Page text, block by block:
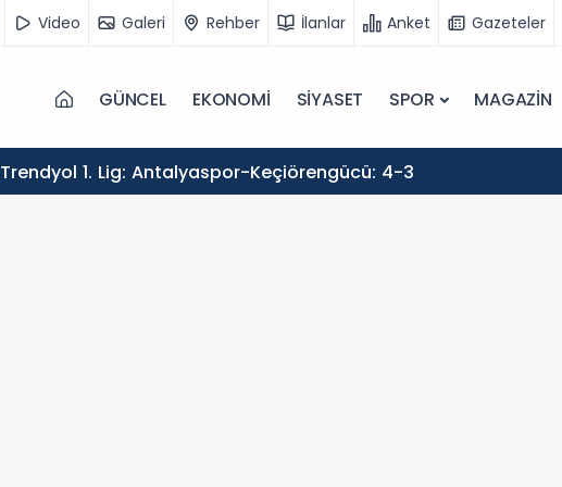
Video Galeri Rehber İlanlar Anket Gazeteler
GÜNCEL EKONOMİ SİYASET SPOR MAGAZİN
Trendyol 1. Lig: Antalyaspor-Keçiörengücü: 4-3